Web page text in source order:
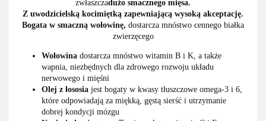
zwłaszczadużo smacznego mięsa.
Z uwodzicielską kocimiętką zapewniającą wysoką akceptację.
Bogata w smaczną wołowinę, dostarcza mnóstwo cennego białka
zwierzęcego
Wołowina dostarcza mnóstwo witamin B i K, a także
wapnia, niezbędnych dla zdrowego rozwoju układu
nerwowego i mięśni
Olej z łososia jest bogaty w kwasy tłuszczowe omega-3 i 6,
które odpowiadają za miękką, gęstą sierść i utrzymanie
dobrej kondycji mózgu